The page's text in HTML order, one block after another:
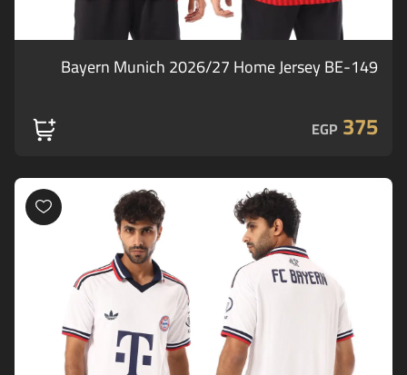
Bayern Munich 2026/27 Home Jersey BE-149
375
EGP